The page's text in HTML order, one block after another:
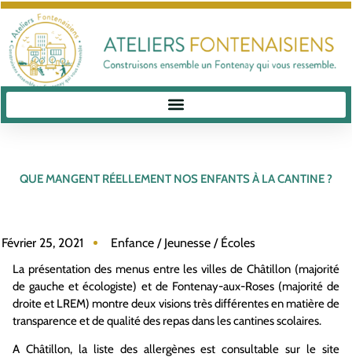
QUE MANGENT RÉELLEMENT NOS ENFANTS À LA CANTINE ?
Février 25, 2021 Enfance / Jeunesse / Écoles
La présentation des menus entre les villes de Châtillon (majorité
de gauche et écologiste) et de Fontenay-aux-Roses (majorité de
droite et LREM) montre deux visions très différentes en matière de
transparence et de qualité des repas dans les cantines scolaires.
A Châtillon, la liste des allergènes est consultable sur le site